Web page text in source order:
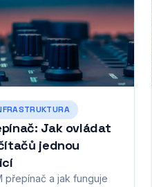
Jak ovládat
jednou
přepínač a jak funguje